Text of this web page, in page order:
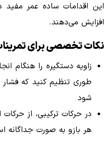
این اقدامات ساده عمر مفید
افزایش می‌دهند.
نکات تخصصی برای
زاویه دستگیره را هنگام
طوری تنظیم کنید که
شود
در حرکات ترکیبی، از
هر بازو به صورت جداگانه